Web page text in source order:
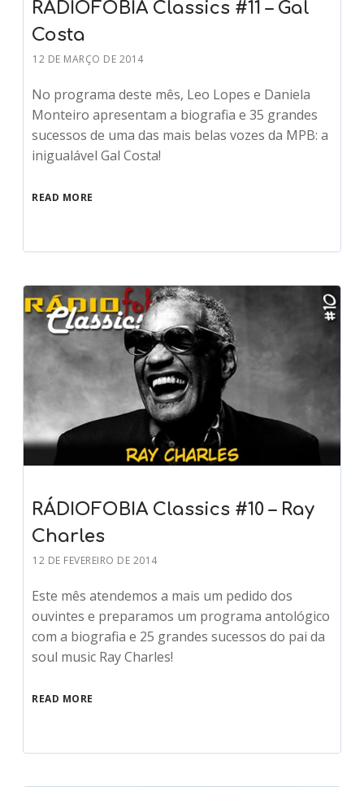
RÁDIOFOBIA Classics #11 – Gal
Costa
12 DE MARÇO DE 2014
No programa deste mês, Leo Lopes e Daniela
Monteiro apresentam a biografia e 35 grandes
sucessos de uma das mais belas vozes da MPB: a
inigualável Gal Costa!
READ MORE
RÁDIOFOBIA Classics #10 – Ray
Charles
12 DE FEVEREIRO DE 2014
Este mês atendemos a mais um pedido dos
ouvintes e preparamos um programa antológico
com a biografia e 25 grandes sucessos do pai da
soul music Ray Charles!
READ MORE